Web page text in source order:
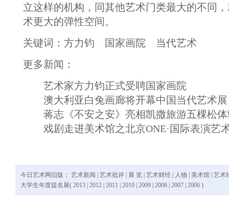
立这样的机构，同其他艺术门类最大的不同
术更大的弹性空间。
关键词：方力钧 国家画院 当代艺术
更多新闻：
艺术家方力钧正式受聘国家画院
澳大利亚白兔画廊将开幕中国当代艺术展
蒋志《不安之安》亮相凯撒旅游五棵松
戏剧走进美术馆之北京ONE·国际表演艺
今日艺术网旧版： 艺术新闻 艺术批评 展 览 艺术财经 人物 美术馆 艺术
大学生年度提名展( 2013 2012 2011 2010 2009 2008 2007 2006 )